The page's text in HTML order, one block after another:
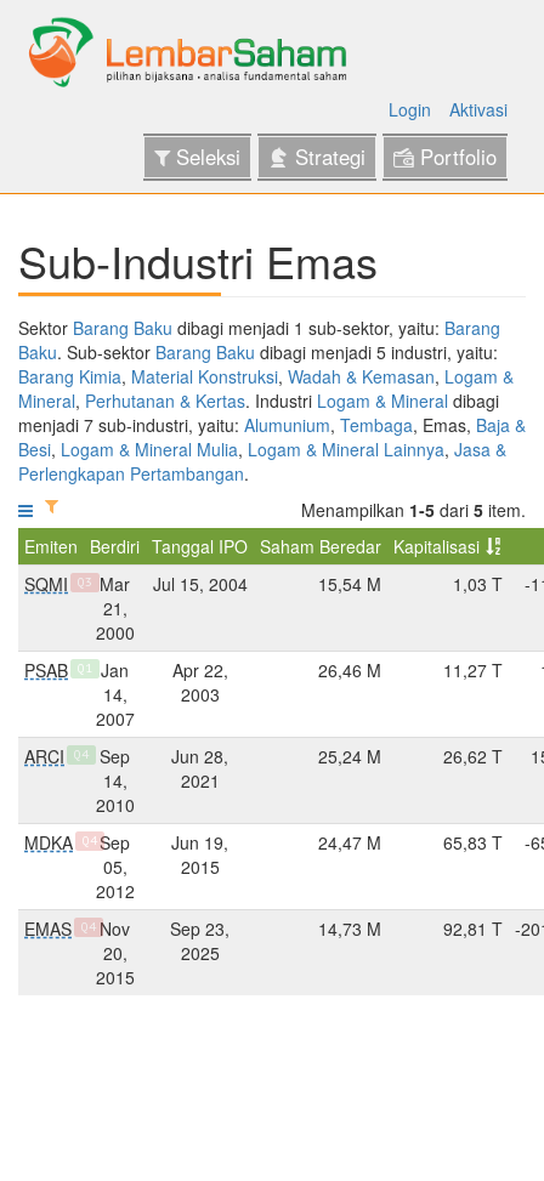
Login Aktivasi
Seleksi Strategi Portfolio
Sub-Industri Emas
Sektor Barang Baku dibagi menjadi 1 sub-sektor, yaitu: Barang
Baku. Sub-sektor Barang Baku dibagi menjadi 5 industri, yaitu:
Barang Kimia, Material Konstruksi, Wadah & Kemasan, Logam &
Mineral, Perhutanan & Kertas. Industri Logam & Mineral dibagi
menjadi 7 sub-industri, yaitu: Alumunium, Tembaga, Emas, Baja &
Besi, Logam & Mineral Mulia, Logam & Mineral Lainnya, Jasa &
Perlengkapan Pertambangan.
Menampilkan 1-5 dari 5 item.
Emiten Berdiri Tanggal IPO Saham Beredar Kapitalisasi
SQMI
Q3
Mar
21,
2000
Jul 15, 2004 15,54 M 1,03 T -
PSAB Q1
Jan
14,
2007
Apr 22,
2003
26,46 M 11,27 T
ARCI Q4
Sep
14,
2010
Jun 28,
2021
25,24 M 26,62 T
MDKA Q4Sep
05,
2012
Jun 19,
2015
24,47 M 65,83 T -
EMAS Q4 Nov
20,
2015
Sep 23,
2025
14,73 M 92,81 T -